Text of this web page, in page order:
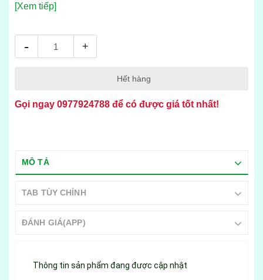
[Xem tiếp]
- +
Hết hàng
Gọi ngay 0977924788 để có được giá tốt nhất!
MÔ TẢ
TAB TÙY CHỈNH
ĐÁNH GIÁ(APP)
Thông tin sản phẩm đang được cập nhật